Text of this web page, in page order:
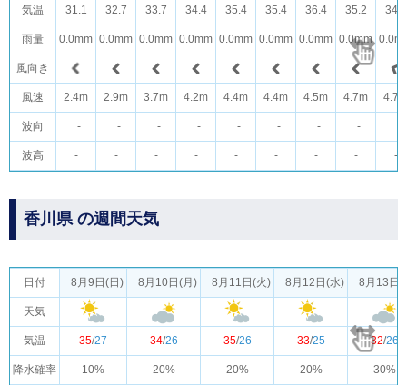
気温
雨量
風向き
風速
波向
波高
31.1 32.7 33.7 34.4 35.4 35.4 36.4 35.2 34.0
0.0mm 0.0mm 0.0mm 0.0mm 0.0mm 0.0mm 0.0mm 0.0mm
2.4m 2.9m 3.7m 4.2m 4.4m 4.4m 4.5m 4.7m 4.7m
- - - - - - - -
- - - - - - - - -
香川県 の週間天気
日付
天気
気温
降水確率
8月9日(日) 8月10日(月) 8月11日(火) 8月12日(水) 8月13日(
35/27 34/26 35/26 33/25 32/26
10% 20% 20% 20% 30%